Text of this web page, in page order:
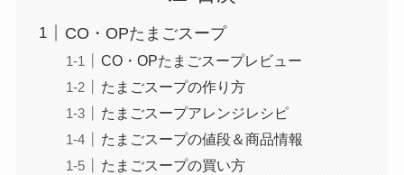
CO・OPたまごスープ
CO・OPたまごスープレビュー
たまごスープの作り方
たまごスープアレンジレシピ
たまごスープの値段＆商品情報
たまごスープの買い方